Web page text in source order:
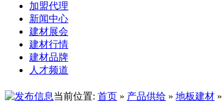
加盟代理
新闻中心
建材展会
建材行情
建材品牌
人才频道
当前位置: 首页 » 产品供给 » 地板建材 »